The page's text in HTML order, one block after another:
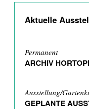
Aktuelle
Permanent
ARCHIV
Ausstellung/
GEPLANTE